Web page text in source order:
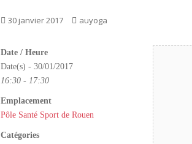
30 janvier 2017 auyoga
Date / Heure
Date(s) - 30/01/2017
16:30 - 17:30
Emplacement
Pôle Santé Sport de Rouen
Catégories